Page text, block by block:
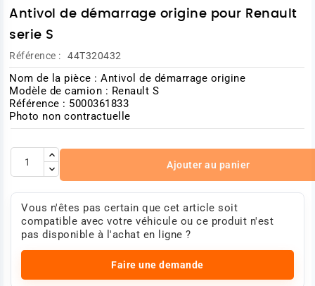
Antivol de démarrage origine pour Renault
serie S
Référence : 44T320432
Nom de la pièce : Antivol de démarrage origine
Modèle de camion : Renault S
Référence : 5000361833
Photo non contractuelle
Ajouter au panier
Vous n'êtes pas certain que cet article soit
compatible avec votre véhicule ou ce produit n'est
pas disponible à l'achat en ligne ?
Faire une demande